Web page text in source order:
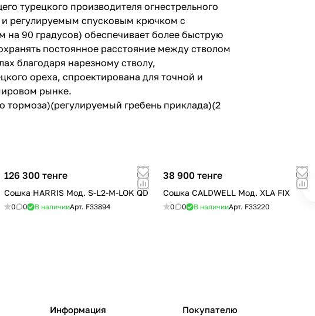
турецкого производителя огнестрельного
и регулируемым спусковым крючком с
90 градусов) обеспечивает более быструю
постоянное расстояние между стволом
благодаря нарезному стволу,
ореха, спроектирована для точной и
рынке.
тормоза)(регулируемый гребень приклада)(2
126 300 тенге
Сошка HARRIS Мод. S-L2-M-LOK QD
0 0 В наличииАрт. F33894
38 900 тенге
Сошка CALDWELL Мод. XLA FIX
0 0 В наличииАрт. F33220
Информация Покупателю